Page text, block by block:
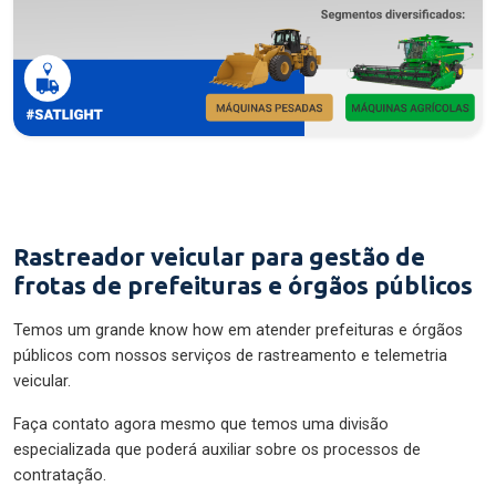
Rastreador veicular para gestão de
frotas de prefeituras e órgãos públicos
Temos um grande know how em atender prefeituras e órgãos
públicos com nossos serviços de rastreamento e telemetria
veicular.
Faça contato agora mesmo que temos uma divisão
especializada que poderá auxiliar sobre os processos de
contratação.